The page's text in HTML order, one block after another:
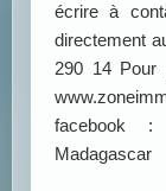
écrire à
directement
290 14 Pour
facebook :
Madagascar